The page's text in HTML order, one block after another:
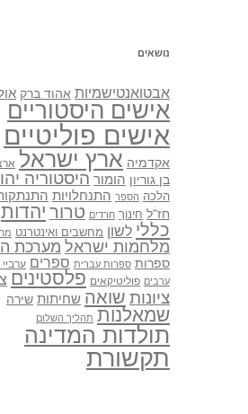
נושאים
אבטואנטישמיות אהוד ברק
אישים היסטוריים
אישים פוליטיים
אקדמיה ארץ ישראל
בן גוריון הומור היסטוריה
הלכה הספר התנחלויות
חז"ל חינוך חרדים טרור יהדות
כללי לשון מחשבים ואינטרנט
מלחמות ישראל מערכת
ספרות ספרות עברית ספרים
ערבים פוליטיקאים פלסטינים
ציונות שואה שחיתות שירה
שמאלנות תהליך השלום
תולדות המדינה
תקשורת